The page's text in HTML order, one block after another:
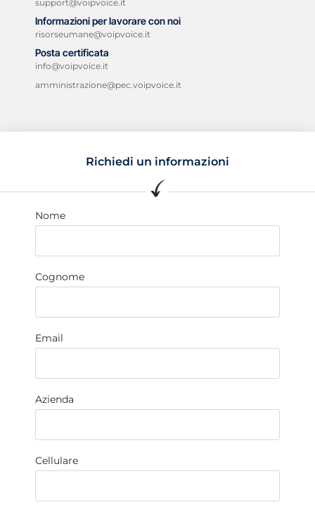
support@voipvoice.it
Informazioni per lavorare con noi
risorseumane@voipvoice.it
Posta certificata
info@voipvoice.it
amministrazione@pec.voipvoice.it
Richiedi un informazioni
Nome
Cognome
Email
Azienda
Cellulare